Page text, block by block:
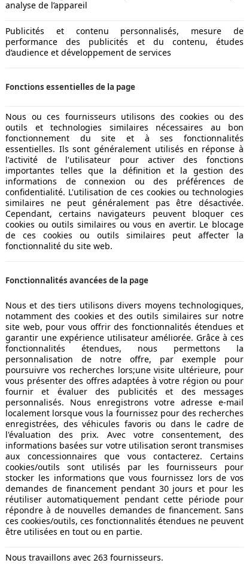
analyse de l’appareil
Publicités et contenu personnalisés, mesure de
performance des publicités et du contenu, études
d’audience et développement de services
Fonctions essentielles de la page
Nous ou ces fournisseurs utilisons des cookies ou des
outils et technologies similaires nécessaires au bon
fonctionnement du site et à ses fonctionnalités
essentielles. Ils sont généralement utilisés en réponse à
l'activité de l'utilisateur pour activer des fonctions
importantes telles que la définition et la gestion des
informations de connexion ou des préférences de
confidentialité. L'utilisation de ces cookies ou technologies
similaires ne peut généralement pas être désactivée.
Cependant, certains navigateurs peuvent bloquer ces
cookies ou outils similaires ou vous en avertir. Le blocage
de ces cookies ou outils similaires peut affecter la
fonctionnalité du site web.
Fonctionnalités avancées de la page
Nous et des tiers utilisons divers moyens technologiques,
notamment des cookies et des outils similaires sur notre
site web, pour vous offrir des fonctionnalités étendues et
garantir une expérience utilisateur améliorée. Grâce à ces
fonctionnalités étendues, nous permettons la
personnalisation de notre offre, par exemple pour
poursuivre vos recherches lors;une visite ultérieure, pour
vous présenter des offres adaptées à votre région ou pour
fournir et évaluer des publicités et des messages
personnalisés. Nous enregistrons votre adresse e-mail
localement lorsque vous la fournissez pour des recherches
enregistrées, des véhicules favoris ou dans le cadre de
l'évaluation des prix. Avec votre consentement, des
informations basées sur votre utilisation seront transmises
aux concessionnaires que vous contacterez. Certains
cookies/outils sont utilisés par les fournisseurs pour
stocker les informations que vous fournissez lors de vos
demandes de financement pendant 30 jours et pour les
réutiliser automatiquement pendant cette période pour
répondre à de nouvelles demandes de financement. Sans
ces cookies/outils, ces fonctionnalités étendues ne peuvent
être utilisées en tout ou en partie.
Nous travaillons avec 263 fournisseurs.